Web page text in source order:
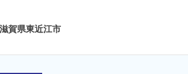
滋賀県東近江市